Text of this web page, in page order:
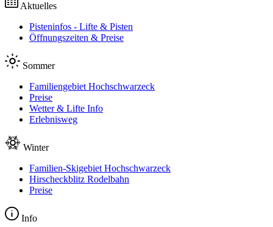
Aktuelles
Pisteninfos - Lifte & Pisten
Öffnungszeiten & Preise
Sommer
Familiengebiet Hochschwarzeck
Preise
Wetter & Lifte Info
Erlebnisweg
Winter
Familien-Skigebiet Hochschwarzeck
Hirscheckblitz Rodelbahn
Preise
Info